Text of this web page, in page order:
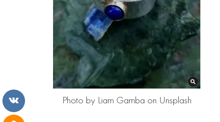
Photo by Liam Gamba on Unsplash